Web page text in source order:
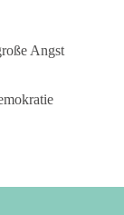
Angst